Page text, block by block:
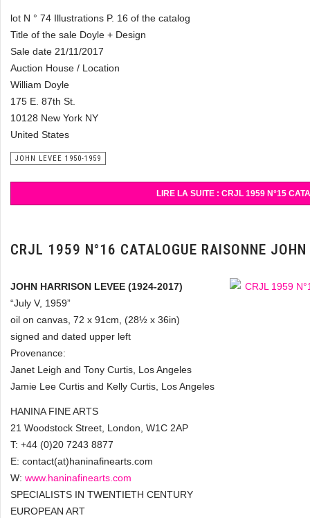
lot N ° 74 Illustrations P. 16 of the catalog
Title of the sale Doyle + Design
Sale date 21/11/2017
Auction House / Location
William Doyle
175 E. 87th St.
10128 New York NY
United States
JOHN LEVEE 1950-1959
LIRE LA SUITE : CRJL 1959 N°15
CRJL 1959 N°16 CATALOGUE RAISONNE JOHN
JOHN HARRISON LEVEE (1924-2017)
“July V, 1959”
oil on canvas, 72 x 91cm, (28½ x 36in)
signed and dated upper left
Provenance:
Janet Leigh and Tony Curtis, Los Angeles
Jamie Lee Curtis and Kelly Curtis, Los Angeles
HANINA FINE ARTS
21 Woodstock Street, London, W1C 2AP
T: +44 (0)20 7243 8877
E: contact(at)haninafinearts.com
W: www.haninafinearts.com
SPECIALISTS IN TWENTIETH CENTURY
EUROPEAN ART